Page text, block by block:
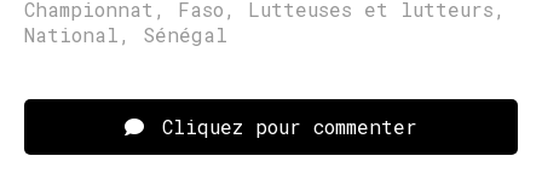
Championnat , Faso, Lutteuses et lutteurs,
National, Sénégal
Cliquez pour commenter